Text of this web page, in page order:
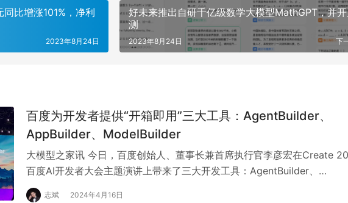
比增涨101%，净利
2023年8月24日
好未来推出自研千亿级数学大模型MathGPT，并
测
下
2023年8月24日
百度为开发者提供“开箱即用”三大工具：AgentBuilder、
AppBuilder、ModelBuilder
大模型之家讯 今日，百度创始人、董事长兼首席执行官李彦宏在Create
百度AI开发者大会主题演讲上带来了三大开发工具：AgentBuilder、
AppBuilder、Mo…
志斌 2024年4月16日